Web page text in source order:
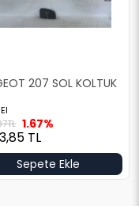
207 SOL KOLTUK
TL 1.67%
TL
Sepete Ekle